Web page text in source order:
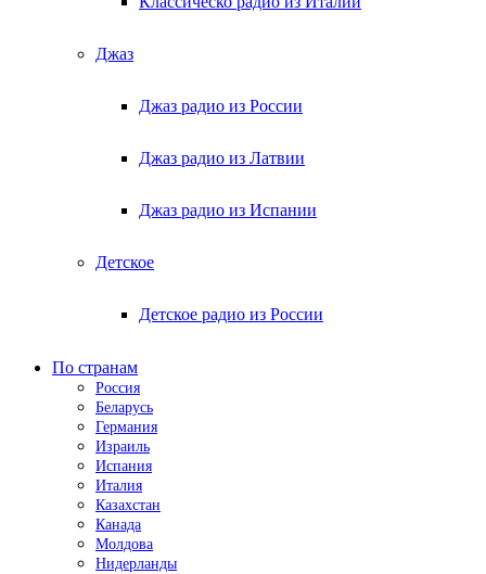
Джаз
Джаз радио из России
Джаз радио из Латвии
Джаз радио из Испании
Детское
Детское радио из России
По странам
Россия
Беларусь
Германия
Израиль
Испания
Италия
Казахстан
Канада
Молдова
Нидерланды